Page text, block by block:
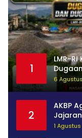
1
LMR-
6
2
AKBP
1